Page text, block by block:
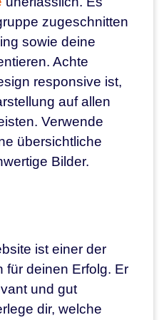
zugeschnitten
sowie deine
Achte
responsive ist,
auf allen
Verwende
übersichtliche
Bilder.
ist einer der
für deinen Erfolg. Er
und gut
dir, welche